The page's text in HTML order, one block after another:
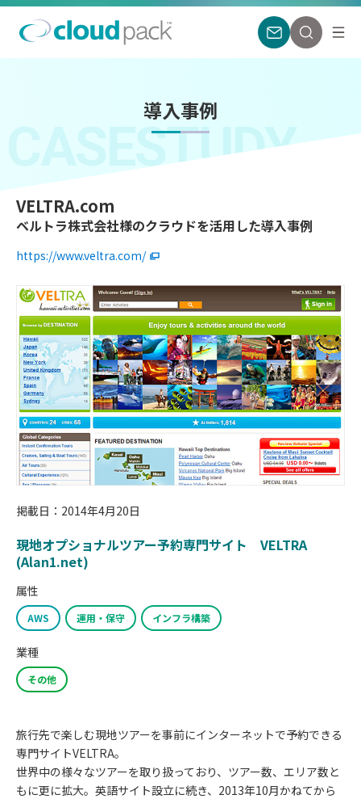
導入事例
CASESTUDY
VELTRA.com
ベルトラ株式会社様のクラウドを活用した導入事例
https://www.veltra.com/
掲載日：2014年4月20日
現地オプショナルツアー予約専門サイト VELTRA
(Alan1.net)
属性
AWS 運用・保守 インフラ構築
業種
その他
旅行先で楽しむ現地ツアーを事前にインターネットで予約できる
専門サイトVELTRA。
世界中の様々なツアーを取り扱っており、ツアー数、エリア数と
もに更に拡大。英語サイト設立に続き、2013年10月かねてから